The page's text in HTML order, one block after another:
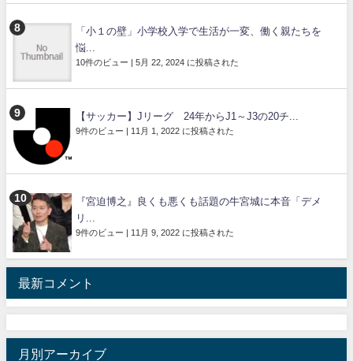
「小１の壁」小学校入学で生活が一変、働く親たちを
悩...
10件のビュー | 5月 22, 2024 に投稿された
【サッカー】Jリーグ 24年からJ1～J3の20チ...
9件のビュー | 11月 1, 2022 に投稿された
『宮迫博之』良くも悪くも話題の牛宮城に本音「デメ
リ...
9件のビュー | 11月 9, 2022 に投稿された
最新コメント
月別アーカイブ